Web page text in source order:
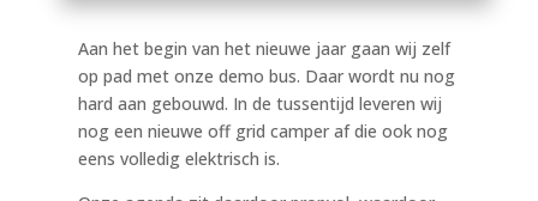
Aan het begin van het nieuwe jaar gaan wij zelf
op pad met onze demo bus. Daar wordt nu nog
hard aan gebouwd. In de tussentijd leveren wij
nog een nieuwe off grid camper af die ook nog
eens volledig elektrisch is.